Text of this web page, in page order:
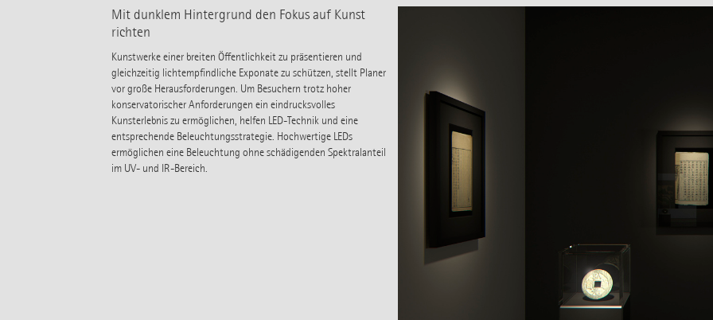
Mit dunklem Hintergrund den Fokus auf Kunst
richten
Kunstwerke einer breiten Öffentlichkeit zu präsentieren und
gleichzeitig lichtempfindliche Exponate zu schützen, stellt Planer
vor große Herausforderungen. Um Besuchern trotz hoher
konservatorischer Anforderungen ein eindrucksvolles
Kunsterlebnis zu ermöglichen, helfen LED-Technik und eine
entsprechende Beleuchtungsstrategie. Hochwertige LEDs
ermöglichen eine Beleuchtung ohne schädigenden Spektralanteil
im UV- und IR-Bereich.